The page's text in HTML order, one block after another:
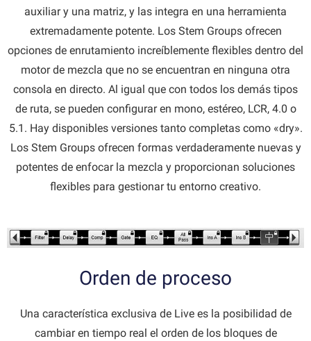
auxiliar y una matriz, y las integra en una herramienta
extremadamente potente. Los Stem Groups ofrecen
opciones de enrutamiento increíblemente flexibles dentro del
motor de mezcla que no se encuentran en ninguna otra
consola en directo. Al igual que con todos los demás tipos
de ruta, se pueden configurar en mono, estéreo, LCR, 4.0 o
5.1. Hay disponibles versiones tanto completas como «dry».
Los Stem Groups ofrecen formas verdaderamente nuevas y
potentes de enfocar la mezcla y proporcionan soluciones
flexibles para gestionar tu entorno creativo.
Orden de proceso
Una característica exclusiva de Live es la posibilidad de
cambiar en tiempo real el orden de los bloques de